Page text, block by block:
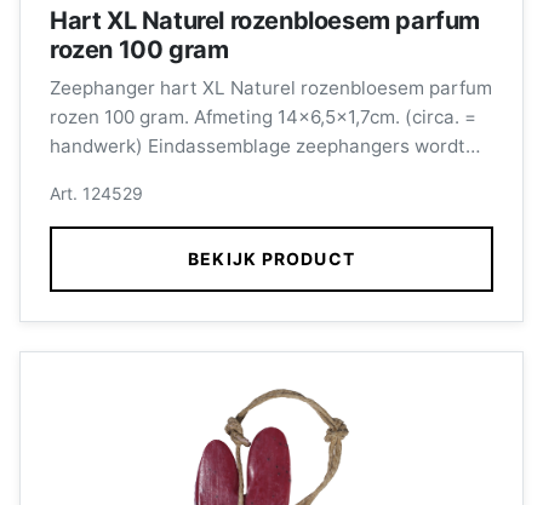
Hart XL Naturel rozenbloesem parfum
rozen 100 gram
Zeephanger hart XL Naturel rozenbloesem parfum
rozen 100 gram. Afmeting 14x6,5x1,7cm. (circa. =
handwerk) Eindassemblage zeephangers wordt
de arbeidsmarkt.
Art. 124529
BEKIJK PRODUCT